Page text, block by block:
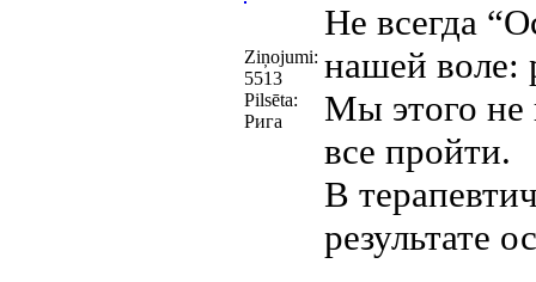
Ziņojumi:
5513
Pilsēta:
Рига
Не всегда
нашей воле:
Мы этого не
все пройти.
В
результате